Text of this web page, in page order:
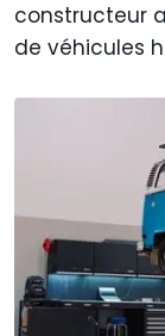
constructeur
de véhicules